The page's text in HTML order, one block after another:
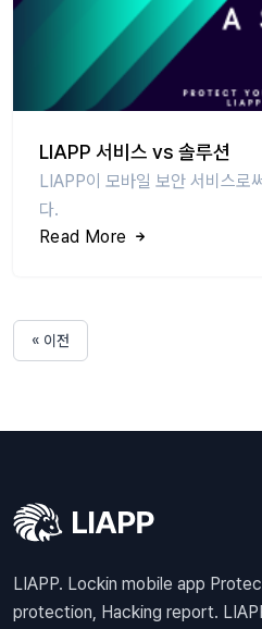
LIAPP 서비스 vs 솔루션
LIAPP이 모바일 보안 서비스로
다.
Read More
« 이전
LIAPP. Lockin mobile app
protection, Hacking report.